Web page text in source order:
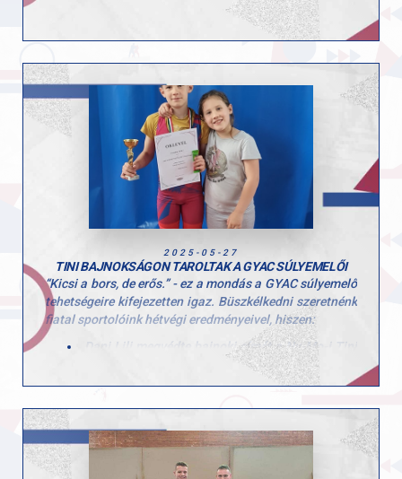
Ezúttal is sok-sok kisgyerek töltötte velünk a hetet, és
öröm volt látni, mennyi kíváncsisággal és energiával
hogy a gyerekek minél több mozgásformát
kipróbálhassanak, és ebben a turnusban is 10
különböző sportággal találkozhattak!
Köszönjük minden edzőnek, segítőnek és szülőnek,
hogy hozzájárultak a hét sikeréhez és természetesen a
gyerekeknek is, hogy ilyen lelkes résztvevői voltak a
2025-05-27
TINI BAJNOKSÁGON TAROLTAK A GYAC SÚLYEMELŐI
“Kicsi a bors, de erős.” - ez a mondás a GYAC súlyemelő
tehetségeire kifejezetten igaz. Büszkélkedni szeretnénk
fiatal sportolóink hétvégi eredményeivel, hiszen:
Dani Lili megvédte bajnoki címét a Ny-Mo-i Tini
Bajnokságon, ahol hibátlan versenyzéssel most
a 36 kg-os súlycsoportban szerezte meg az
Dani Lili sporttársunk technikai kivitelezését felnőtt
versenyzők csodálják. A gyakorlat pontossága,
dinamikája és teljes kivitelezése elképesztő! Lili közel a